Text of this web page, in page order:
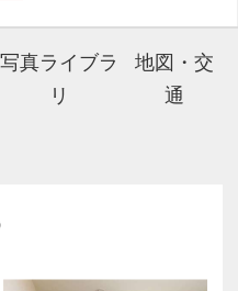
写真ライブラ
リ
地図・交
通